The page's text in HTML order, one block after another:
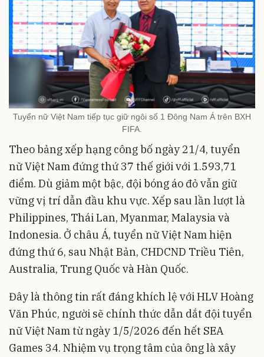
Tuyển nữ Việt Nam tiếp tục giữ ngôi số 1 Đông Nam Á trên BXH
FIFA.
Theo bảng xếp hạng công bố ngày 21/4, tuyển
nữ Việt Nam đứng thứ 37 thế giới với 1.593,71
điểm. Dù giảm một bậc, đội bóng áo đỏ vẫn giữ
vững vị trí dẫn đầu khu vực. Xếp sau lần lượt là
Philippines, Thái Lan, Myanmar, Malaysia và
Indonesia. Ở châu Á, tuyển nữ Việt Nam hiện
đứng thứ 6, sau Nhật Bản, CHDCND Triều Tiên,
Australia, Trung Quốc và Hàn Quốc.
Đây là thông tin rất đáng khích lệ với HLV Hoàng
Văn Phúc, người sẽ chính thức dẫn dắt đội tuyển
nữ Việt Nam từ ngày 1/5/2026 đến hết SEA
Games 34. Nhiệm vụ trọng tâm của ông là xây